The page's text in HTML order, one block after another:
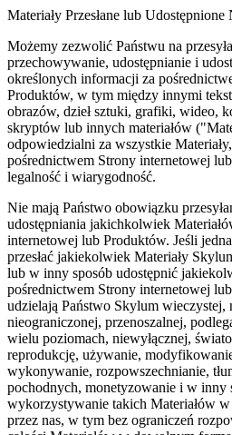
Materiały Przesłane lub Udostępnione
Możemy zezwolić Państwu na
przechowywanie, udostępnianie i
określonych informacji za
Produktów, w tym między innymi
obrazów, dzieł sztuki, grafiki, wideo,
skryptów lub innych materiałów
odpowiedzialni za wszystkie
pośrednictwem Strony internetowej
legalność i wiarygodność.
Nie mają Państwo obowiązku
udostępniania jakichkolwiek
internetowej lub Produktów. Jeśli
przesłać jakiekolwiek Materiały
lub w inny sposób udostępnić
pośrednictwem Strony internetowej
udzielają Państwo Skylum wieczystej,
nieograniczonej, przenoszalnej,
wielu poziomach, niewyłącznej,
reprodukcję, używanie,
wykonywanie, rozpowszechnianie,
pochodnych, monetyzowanie i w inny
wykorzystywanie takich Materiałów
przez nas, w tym bez ograniczeń